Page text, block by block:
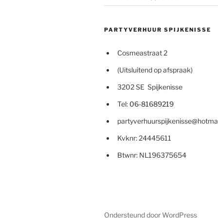
PARTYVERHUUR SPIJKENISSE
Cosmeastraat 2
(Uitsluitend op afspraak)
3202 SE Spijkenisse
Tel: 06-81689219
Kvknr: 24445611
Btwnr: NL196375654
Ondersteund door WordPress